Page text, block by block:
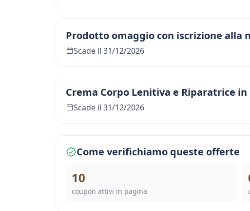
Prodotto omaggio con iscrizione alla
Scade il 31/12/2026
Crema Corpo Lenitiva e Riparatrice
Scade il 31/12/2026
Come verifichiamo queste offerte
10
coupon attivi in pagina